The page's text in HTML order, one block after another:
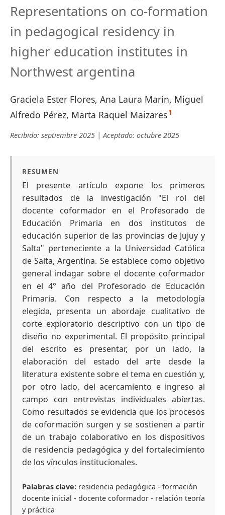
Representations on co-formation
in pedagogical residency in
higher education institutes in
Northwest argentina
Graciela Ester Flores, Ana Laura Marín, Miguel
Alfredo Pérez, Marta Raquel Maizares1
Recibido: septiembre 2025 | Aceptado: octubre 2025
RESUMEN
El presente artículo expone los primeros
resultados de la investigación "El rol del
docente coformador en el Profesorado de
Educación Primaria en dos institutos de
educación superior de las provincias de Jujuy y
Salta" perteneciente a la Universidad Católica
de Salta, Argentina. Se establece como objetivo
general indagar sobre el docente coformador
en el 4° año del Profesorado de Educación
Primaria. Con respecto a la metodología
elegida, presenta un abordaje cualitativo de
corte exploratorio descriptivo con un tipo de
diseño no experimental. El propósito principal
del escrito es presentar, por un lado, la
elaboración del estado del arte desde la
literatura existente sobre el tema en cuestión y,
por otro lado, del acercamiento e ingreso al
campo con entrevistas individuales abiertas.
Como resultados se evidencia que los procesos
de coformación surgen y se sostienen a partir
de un trabajo colaborativo en los dispositivos
de residencia pedagógica y del fortalecimiento
de los vínculos institucionales.
Palabras clave: residencia pedagógica - formación
docente inicial - docente coformador - relación teoría
y práctica